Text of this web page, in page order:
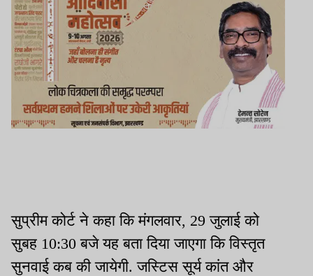
सुप्रीम कोर्ट ने कहा कि मंगलवार, 29 जुलाई को
सुबह 10:30 बजे यह बता दिया जाएगा कि विस्तृत
सुनवाई कब की जायेगी. जस्टिस सूर्य कांत और